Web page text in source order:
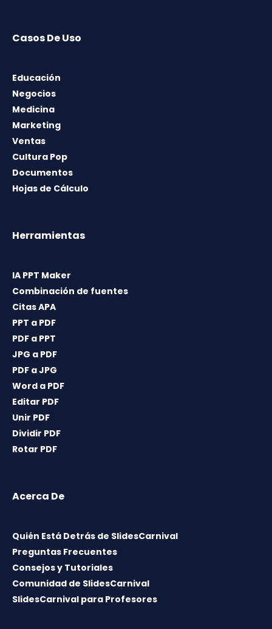
Casos De Uso
Educación
Negocios
Medicina
Marketing
Ventas
Cultura Pop
Documentos
Hojas de Cálculo
Herramientas
IA PPT Maker
Combinación de fuentes
Citas APA
PPT a PDF
PDF a PPT
JPG a PDF
PDF a JPG
Word a PDF
Editar PDF
Unir PDF
Dividir PDF
Rotar PDF
Acerca De
Quién Está Detrás de SlidesCarnival
Preguntas Frecuentes
Consejos y Tutoriales
Comunidad de SlidesCarnival
SlidesCarnival para Profesores